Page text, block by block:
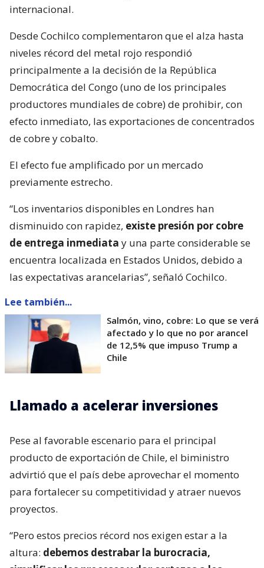
internacional.
Desde Cochilco complementaron que el alza hasta
niveles récord del metal rojo respondió
principalmente a la decisión de la República
Democrática del Congo (uno de los principales
productores mundiales de cobre) de prohibir, con
efecto inmediato, las exportaciones de concentrados
de cobre y cobalto.
El efecto fue amplificado por un mercado
previamente estrecho.
“Los inventarios disponibles en Londres han
disminuido con rapidez, existe presión por cobre
de entrega inmediata y una parte considerable se
encuentra localizada en Estados Unidos, debido a
las expectativas arancelarias”, señaló Cochilco.
Lee también...
Salmón, vino, cobre: Lo que se verá
afectado y lo que no por arancel
de 12,5% que impuso Trump a
Chile
Llamado a acelerar inversiones
Pese al favorable escenario para el principal
producto de exportación de Chile, el biministro
advirtió que el país debe aprovechar el momento
para fortalecer su competitividad y atraer nuevos
proyectos.
“Pero estos precios récord nos exigen estar a la
altura: debemos destrabar la burocracia,